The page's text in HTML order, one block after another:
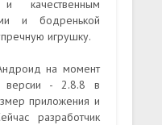
качественным
и бодренькой
игрушку.
на момент
версии - 2.8.8 в
приложения и
разработчик